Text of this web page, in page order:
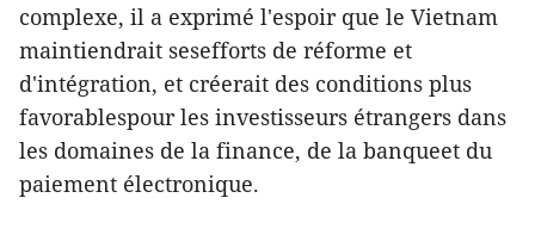
complexe, il a exprimé l'espoir que le Vietnam
maintiendrait sesefforts de réforme et
d'intégration, et créerait des conditions plus
favorablespour les investisseurs étrangers dans
les domaines de la finance, de la banqueet du
paiement électronique.